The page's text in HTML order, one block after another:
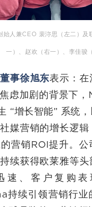
始人兼CEO 裴沵思（左二）及
一）、赵欢（右一）、李佳骏
事徐旭东表示：在
虑加剧的背景下
“增长智能” 系统
媒营销的增长逻
营销ROI提升。公
续获得欧莱雅等
速、客户复购表
持续引领营销行业